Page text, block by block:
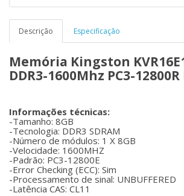
Descrição Especificação
Memória Kingston
DDR3-1600Mhz PC3-12800R
Informações técnicas:
-Tamanho: 8GB
-Tecnologia: DDR3 SDRAM
-Número de módulos: 1 X 8GB
-Velocidade: 1600MHZ
-Padrão: PC3-12800E
-Error Checking (ECC): Sim
-Processamento de sinal: UNBUFFERED
-Latência CAS: CL11